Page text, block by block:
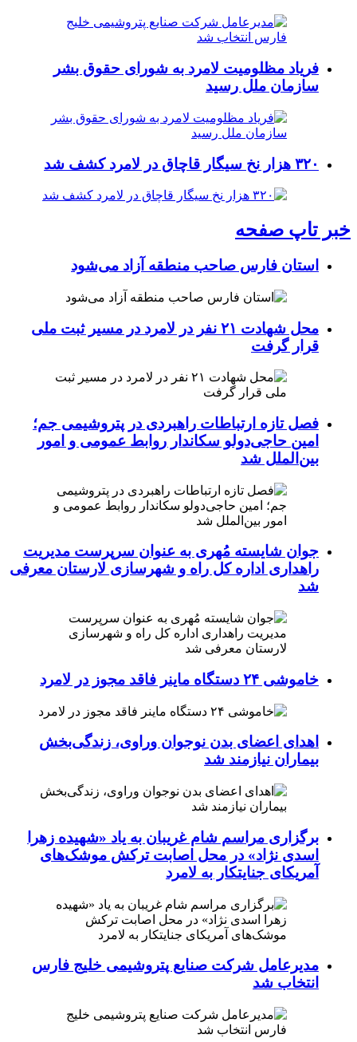
فریاد مظلومیت لامرد به شورای حقوق بشر
سازمان ملل رسید
۳۲۰ هزار نخ سیگار قاچاق در لامرد کشف شد
خبر تاپ صفحه
استان فارس صاحب منطقه آزاد می‌شود
محل شهادت ۲۱ نفر در لامرد در مسیر ثبت ملی
قرار گرفت
فصل تازه ارتباطات راهبردی در پتروشیمی جم؛
امین حاجی‌دولو سکاندار روابط عمومی و امور
بین‌الملل شد
جوان شایسته مُهری به عنوان سرپرست مدیریت
راهداری اداره کل راه و شهرسازی لارستان معرفی
شد
خاموشی ۲۴ دستگاه ماینر فاقد مجوز در لامرد
اهدای اعضای بدن نوجوان وراوی، زندگی‌بخش
بیماران نیازمند شد
برگزاری مراسم شام غریبان به یاد «شهیده زهرا
اسدی نژاد» در محل اصابت ترکش موشک‌های
آمریکای جنایتکار به لامرد
مدیرعامل شرکت صنایع پتروشیمی خلیج فارس
انتخاب شد